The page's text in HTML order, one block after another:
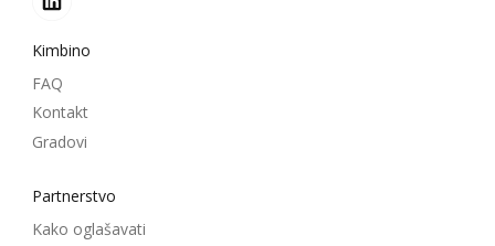
Kimbino
FAQ
Kontakt
Gradovi
Partnerstvo
Kako oglašavati